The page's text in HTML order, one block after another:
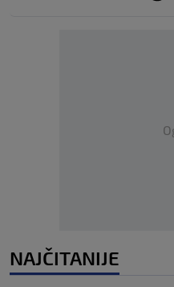
NAJČITANIJE